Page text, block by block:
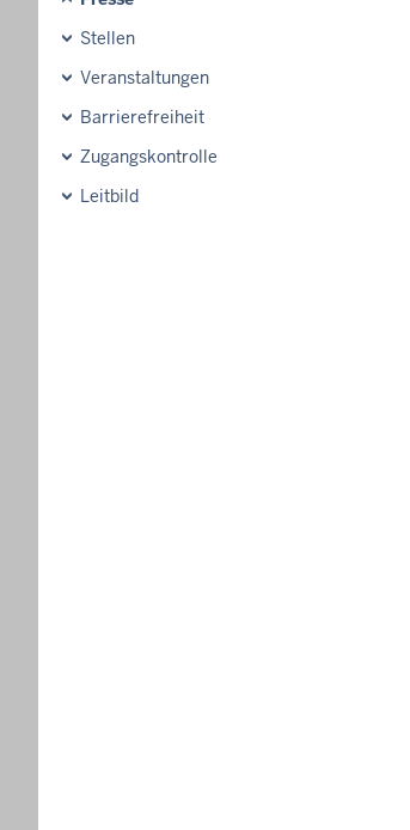
Stellen
Veranstaltungen
Barrierefreiheit
Zugangskontrolle
Leitbild